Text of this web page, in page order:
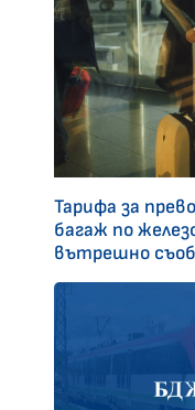
Тарифа за
багаж по
вътрешно